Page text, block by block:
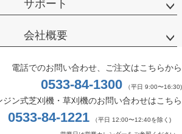
サポート
会社概要
電話でのお問い合わせ、ご注文はこちらから
0533-84-1300 （平日 9:00〜16:30)
ジン式芝刈機・草刈機のお問い合わせはこちら
0533-84-1221 （平日 12:00〜12:40を除く)